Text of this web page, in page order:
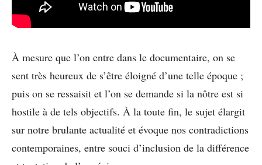
À mesure que l’on entre dans le documentaire, on se
sent très heureux de s’être éloigné d’une telle époque ;
puis on se ressaisit et l’on se demande si la nôtre est si
hostile à de tels objectifs. À la toute fin, le sujet élargit
sur notre brulante actualité et évoque nos contradictions
contemporaines, entre souci d’inclusion de la différence